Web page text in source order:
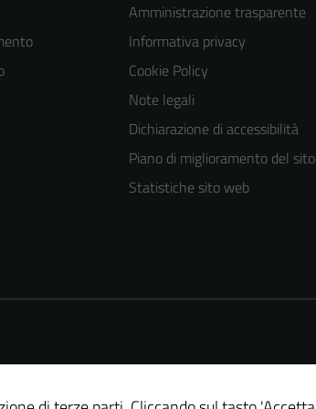
Amministrazione trasparente
Informativa privacy
Cookie Policy
Note legali
Dichiarazione di accessibilità
Piano di miglioramento del sito
Statistiche sito web